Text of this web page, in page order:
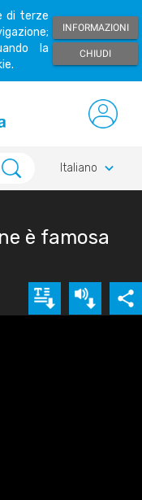
di terze
la
INFORMAZIONI
CHIUDI
Italiano keyboard_arrow_down
è famosa